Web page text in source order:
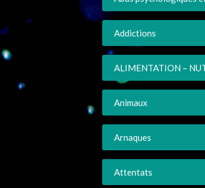
Addictions
ALIMENTATION –
Animaux
Arnaques
Attentats